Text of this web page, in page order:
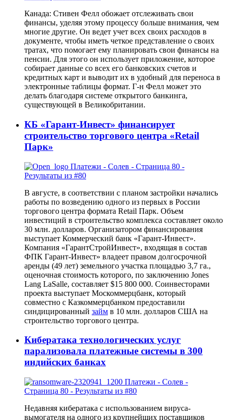
Канада: Стивен Фелл обожает отслеживать свои
финансы, уделяя этому процессу больше внимания, чем
многие другие. Он ведет учет всех своих расходов в
документе, чтобы иметь четкое представление о своих
тратах, что помогает ему планировать свои финансы на
пенсии. Для этого он использует приложение, которое
собирает данные со всех его банковских счетов и
кредитных карт и выводит их в удобный для переноса в
электронные таблицы формат. Г-н Фелл может это
делать благодаря системе открытого банкинга,
существующей в Великобритании.
КБ «Гарант-Инвест» финансирует
строительство торгового центра «Retail
Парк»
В августе, в соответствии с планом застройки начались
работы по возведению одного из первых в России
торгового центра формата Retail Парк. Объем
инвестиций в строительство комплекса составляет около
30 млн. долларов. Организатором финансирования
выступает Коммерческий банк «Гарант-Инвест».
Компания «ГарантСтройИнвест», входящая в состав
ФПК Гарант-Инвест» владеет правом долгосрочной
аренды (49 лет) земельного участка площадью 3,7 га.,
оценочная стоимость которого, по заключению Jones
Lang LaSalle, составляет $15 800 000. Соинвесторами
проекта выступает Москоммерцбанк, который
совместно с Казкоммерцбанком предоставили
синдицированный займ в 10 млн. долларов США на
строительство торгового центра.
Кибератака технологических услуг
парализовала платежные системы в 300
индийских банках
Недавняя кибератака с использованием вируса-
вымогателя на одного из крупнейших поставщиков